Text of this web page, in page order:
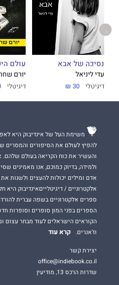
נסיכה של אבא
עדי ליניאל
דיגיטלי 30 ₪
עולם
יורם
דיגיטלי
משימת העל של אינדיבוק היא
להפיץ לעולם את הסיפורים והמסרים
והעשיר את כוח הקריאה בעולם שלהם.
ולמידה, בדיוק כמוכם, אנו מאמינים
אדם ומילים יכולות להעצים ולשנות
אלקטרוניים / דיגיטלייםאינדיבוק
ספרים אלקטרוניים בשפה עברית
הספרים בפני המון סופרים וסופרות
הקוראים הישראלים לעוד מבחר עצום
וז'אנרים.
קרא עוד
יצירת קשר
office@indiebook.co.il
שדרות הרכס 13, מודיעין